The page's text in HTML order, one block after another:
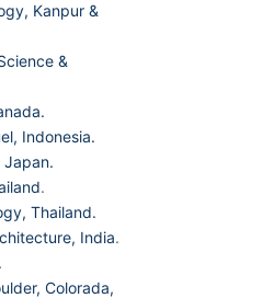
Kanpur &
&
Indonesia.
Japan.
.
Thailand.
India.
Colorada,